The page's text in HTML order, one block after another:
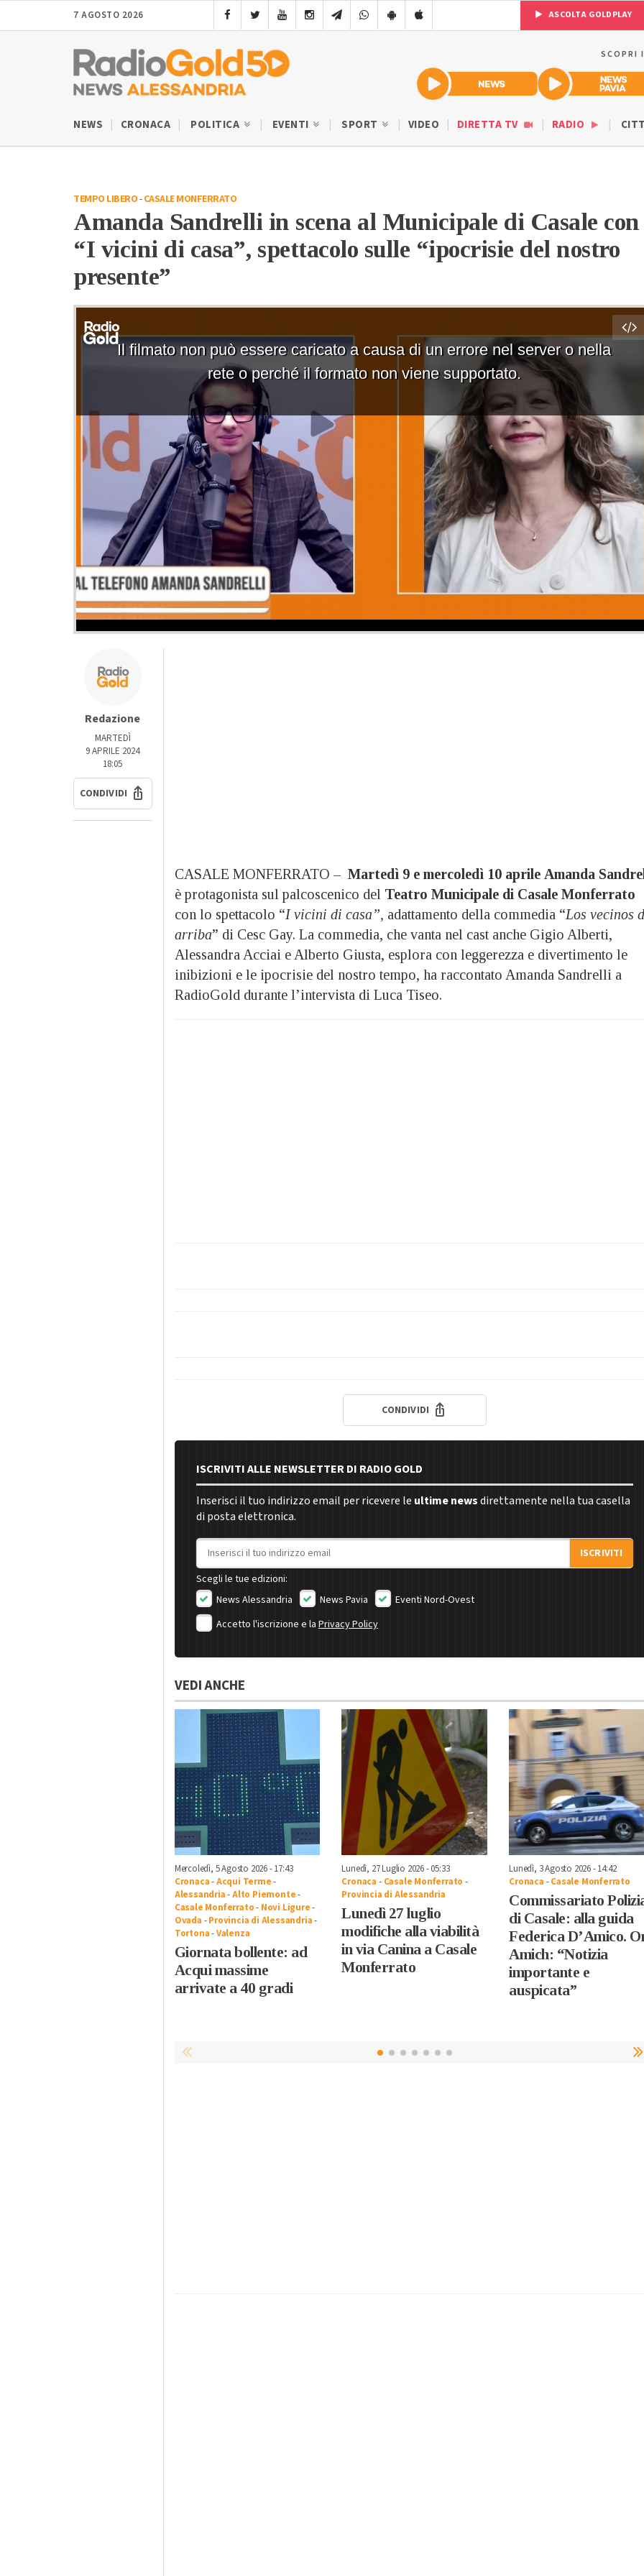
7 AGOSTO 2026 ASCOLTA GOLDPLAY
SCOPRI
NEWS CRONACA POLITICA EVENTI SPORT VIDEO DIRETTA TV RADIO
TEMPO LIBERO-CASALE MONFERRATO
Amanda Sandrelli in scena al Municipale di Casale con
“I vicini di casa”, spettacolo sulle “ipocrisie del nostro
presente”
Redazione
MARTEDÌ
9 APRILE 2024
18:05
CONDIVIDI
CASALE MONFERRATO – Martedì 9 e mercoledì 10 aprile Amanda
è protagonista sul palcoscenico del Teatro Municipale di Casale Monferrato
con lo spettacolo “I vicini di casa”, adattamento della commedia “Los vecinos
arriba” di Cesc Gay. La commedia, che vanta nel cast anche Gigio Alberti,
Alessandra Acciai e Alberto Giusta, esplora con leggerezza e divertimento le
inibizioni e le ipocrisie del nostro tempo, ha raccontato Amanda Sandrelli a
RadioGold durante l’intervista di Luca Tiseo.
CONDIVIDI
ISCRIVITI ALLE NEWSLETTER DI RADIO GOLD
Inserisci il tuo indirizzo email per ricevere le ultime newsdirettamente nella tua casella
di posta elettronica.
Indirizzo email
ISCRIVITI
Scegli le tue edizioni:
News Alessandria
News Pavia
Eventi Nord-Ovest
Accetto l'iscrizione e laPrivacy Policy
VEDI ANCHE
Mercoledì, 5 Agosto 2026 - 17:43
Cronaca-Acqui Terme-
Alessandria-Alto Piemonte-
Casale Monferrato- Novi Ligure-
Ovada -Provincia di Alessandria-
Tortona-Valenza
Giornata bollente: ad
Acqui massime
arrivate a 40 gradi
Lunedì, 27 Luglio 2026 - 05:33
Cronaca - Casale Monferrato -
Provincia di Alessandria
Lunedì 27 luglio
modifiche alla viabilità
in via Canina a Casale
Monferrato
Lunedì, 3 Agosto 2026 - 14:42
Cronaca -Casale Monferrato
Commissariato
di Casale: alla guida
Federica D’Amico.
Amich: “Notizia
importante e
auspicata”